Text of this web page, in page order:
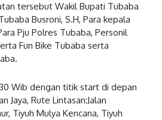
tersebut Wakil Bupati Tubaba
Busroni, S.H, Para kepala
Pju Polres Tubaba, Personil
Fun Bike Tubaba serta
Wib dengan titik start di depan
Jaya, Rute Lintasan:Jalan
Tiyuh Mulya Kencana, Tiyuh